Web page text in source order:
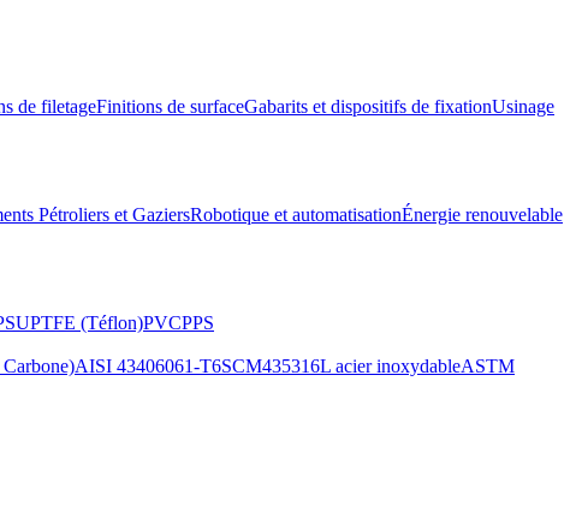
de filetageFinitions de surfaceGabarits et dispositifs de fixationUsinage
Pétroliers et GaziersRobotique et automatisationÉnergie renouvelable
PTFE (Téflon)PVCPPS
AISI 43406061-T6SCM435316L acier inoxydableASTM